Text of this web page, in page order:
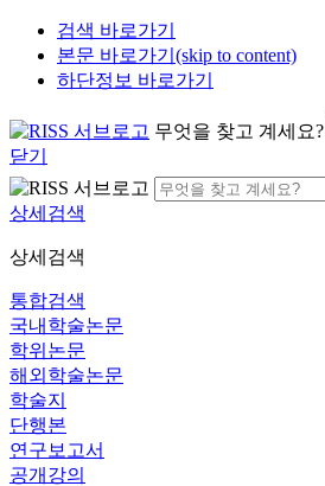
검색 바로가기
본문 바로가기(skip to content)
하단정보 바로가기
무엇을 찾고 계세요?
닫기
상세검색
상세검색
통합검색
국내학술논문
학위논문
해외학술논문
학술지
단행본
연구보고서
공개강의